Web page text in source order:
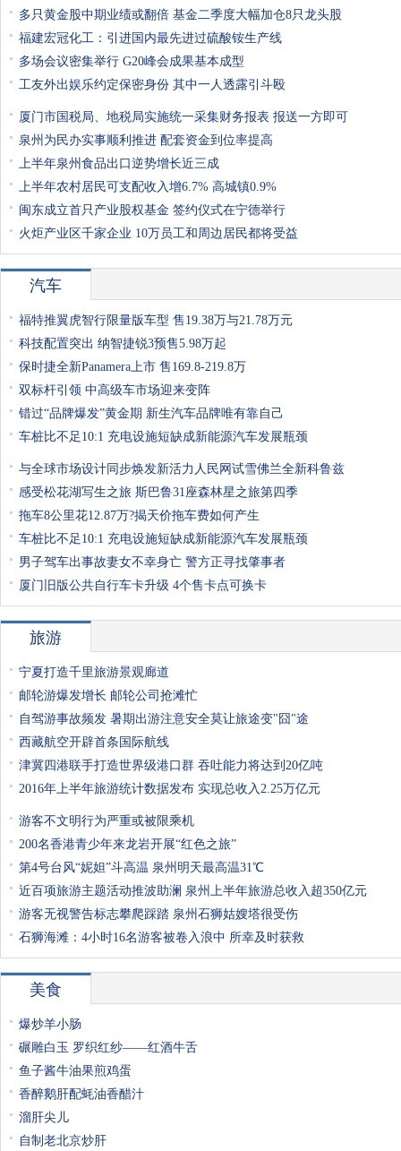
多只黄金股中期业绩或翻倍 基金二季度大幅加仓8只龙头股
福建宏冠化工：引进国内最先进过硫酸铵生产线
多场会议密集举行 G20峰会成果基本成型
工友外出娱乐约定保密身份 其中一人透露引斗殴
厦门市国税局、地税局实施统一采集财务报表 报送一方即可
泉州为民办实事顺利推进 配套资金到位率提高
上半年泉州食品出口逆势增长近三成
上半年农村居民可支配收入增6.7% 高城镇0.9%
闽东成立首只产业股权基金 签约仪式在宁德举行
火炬产业区千家企业 10万员工和周边居民都将受益
汽车
福特推翼虎智行限量版车型 售19.38万与21.78万元
科技配置突出 纳智捷锐3预售5.98万起
保时捷全新Panamera上市 售169.8-219.8万
双标杆引领 中高级车市场迎来变阵
错过“品牌爆发”黄金期 新生汽车品牌唯有靠自己
车桩比不足10:1 充电设施短缺成新能源汽车发展瓶颈
与全球市场设计同步焕发新活力人民网试雪佛兰全新科鲁兹
感受松花湖写生之旅 斯巴鲁31座森林星之旅第四季
拖车8公里花12.87万?揭天价拖车费如何产生
车桩比不足10:1 充电设施短缺成新能源汽车发展瓶颈
男子驾车出事故妻女不幸身亡 警方正寻找肇事者
厦门旧版公共自行车卡升级 4个售卡点可换卡
旅游
宁夏打造千里旅游景观廊道
邮轮游爆发增长 邮轮公司抢滩忙
自驾游事故频发 暑期出游注意安全莫让旅途变"囧"途
西藏航空开辟首条国际航线
津冀四港联手打造世界级港口群 吞吐能力将达到20亿吨
2016年上半年旅游统计数据发布 实现总收入2.25万亿元
游客不文明行为严重或被限乘机
200名香港青少年来龙岩开展“红色之旅”
第4号台风“妮妲”斗高温 泉州明天最高温31℃
近百项旅游主题活动推波助澜 泉州上半年旅游总收入超350亿元
游客无视警告标志攀爬踩踏 泉州石狮姑嫂塔很受伤
石狮海滩：4小时16名游客被卷入浪中 所幸及时获救
美食
爆炒羊小肠
碾雕白玉 罗织红纱——红酒牛舌
鱼子酱牛油果煎鸡蛋
香醉鹅肝配蚝油香醋汁
溜肝尖儿
自制老北京炒肝